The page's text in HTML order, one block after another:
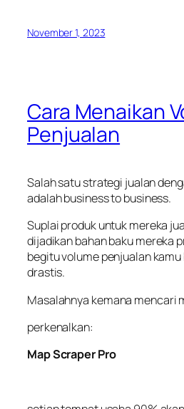
November 1, 2023
Cara Menaikan
Penjualan
Salah satu strategi jualan
adalah business to business.
Suplai produk untuk mereka
dijadikan bahan baku mereka
begitu volume penjualan
drastis.
Masalahnya kemana mencari
perkenalkan:
Map Scraper Pro